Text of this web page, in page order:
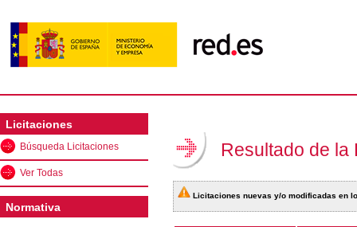
Licitaciones
Búsqueda Licitaciones
Ver Todas
Normativa
Resultado de la
Licitaciones nuevas y/o modificadas en